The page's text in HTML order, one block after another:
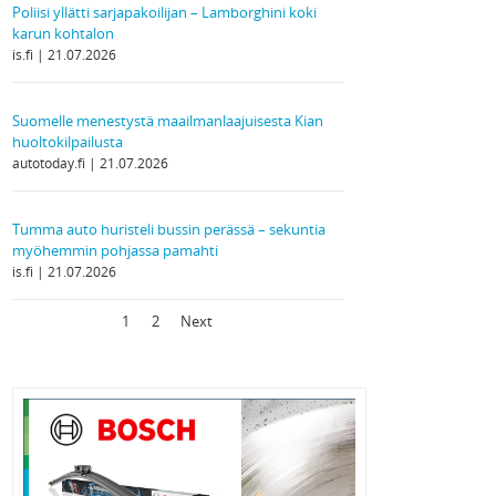
Poliisi yllätti sarjapakoilijan – Lamborghini koki
karun kohtalon
is.fi 21.07.2026
Suomelle menestystä maailmanlaajuisesta Kian
huoltokilpailusta
autotoday.fi 21.07.2026
Tumma auto huristeli bussin perässä – sekuntia
myöhemmin pohjassa pamahti
is.fi 21.07.2026
1 2 Next